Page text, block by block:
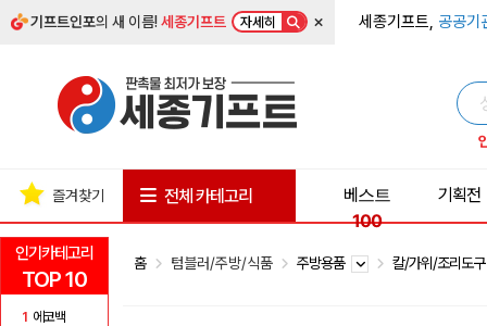
기프트인포의 새 이름!세종기프트 자세히 × 세종기프트, 공공기
인기카테고리
TOP 10
1 에코백
즐겨찾기 전체 카테고리
베스트
100
기획전
홈 텀블러/주방/식품 주방용품 칼/가위/조리도